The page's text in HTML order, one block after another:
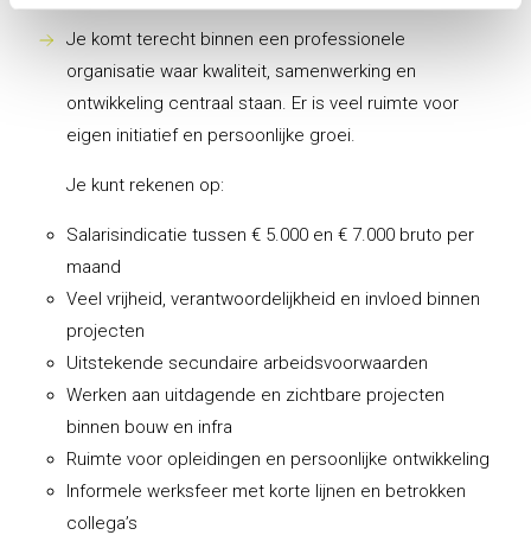
Je komt terecht binnen een professionele
organisatie waar kwaliteit, samenwerking en
ontwikkeling centraal staan. Er is veel ruimte voor
eigen initiatief en persoonlijke groei.
Je kunt rekenen op:
Salarisindicatie tussen € 5.000 en € 7.000 bruto per
maand
Veel vrijheid, verantwoordelijkheid en invloed binnen
projecten
Uitstekende secundaire arbeidsvoorwaarden
Werken aan uitdagende en zichtbare projecten
binnen bouw en infra
Ruimte voor opleidingen en persoonlijke ontwikkeling
Informele werksfeer met korte lijnen en betrokken
collega’s